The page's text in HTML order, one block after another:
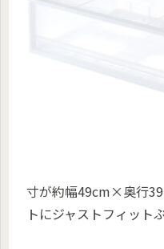
寸が約幅49cm×奥行
トにジャストフィット